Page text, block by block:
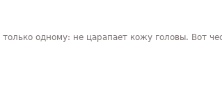
одному: не царапает кожу головы. Вот